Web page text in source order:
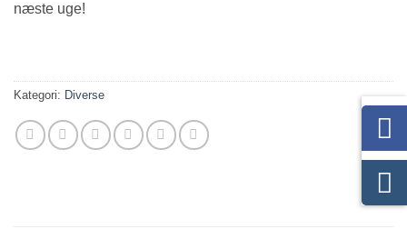
næste uge!
Kategori: Diverse